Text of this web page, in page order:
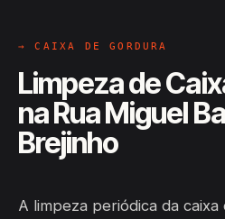
→ CAIXA DE GORDURA
Limpeza de
na Rua Miguel
Brejinho
A limpeza periódica da